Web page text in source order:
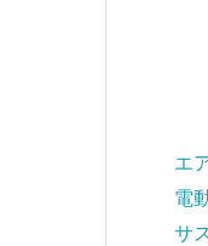
エ
電
サ